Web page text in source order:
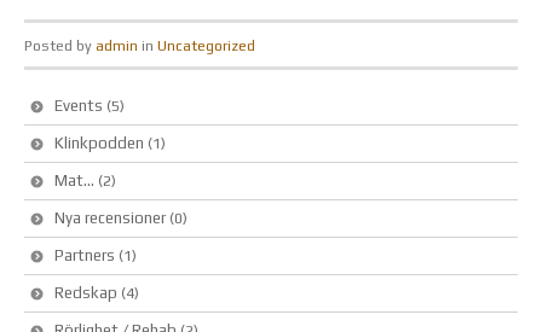
Posted by admin in Uncategorized
Events (5)
Klinkpodden (1)
Mat… (2)
Nya recensioner(0)
Partners (1)
Redskap (4)